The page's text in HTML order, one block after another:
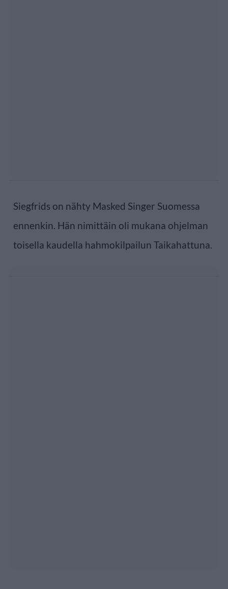
Siegfrids on nähty Masked Singer Suomessa
ennenkin. Hän nimittäin oli mukana ohjelman
toisella kaudella hahmokilpailun Taikahattuna.